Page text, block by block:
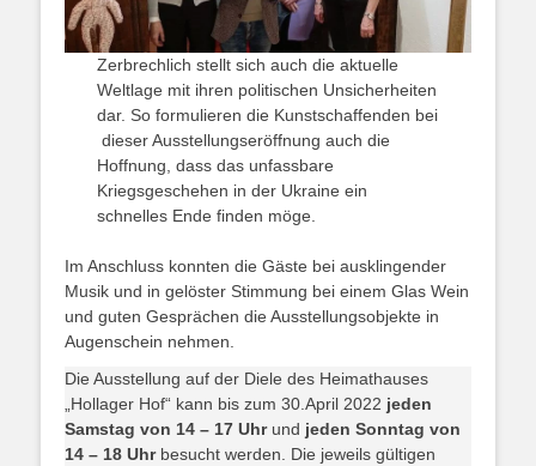
Zerbrechlich stellt sich auch die aktuelle
Weltlage mit ihren politischen Unsicherheiten
dar. So formulieren die Kunstschaffenden bei
dieser Ausstellungseröffnung auch die
Hoffnung, dass das unfassbare
Kriegsgeschehen in der Ukraine ein
schnelles Ende finden möge.
Im Anschluss konnten die Gäste bei ausklingender
Musik und in gelöster Stimmung bei einem Glas Wein
und guten Gesprächen die Ausstellungsobjekte in
Augenschein nehmen.
Die Ausstellung auf der Diele des Heimathauses
„Hollager Hof“ kann bis zum 30.April 2022 jeden
Samstag von 14 – 17 Uhrund jeden Sonntag von
14 – 18 Uhrbesucht werden. Die jeweils gültigen